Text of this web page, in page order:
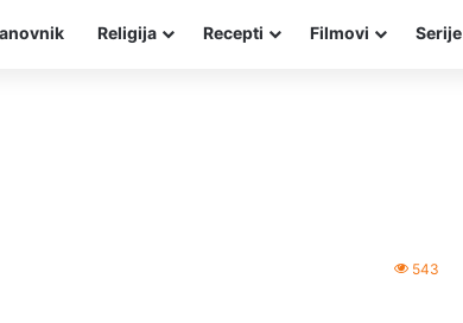
Religija Recepti Filmovi Serije
543